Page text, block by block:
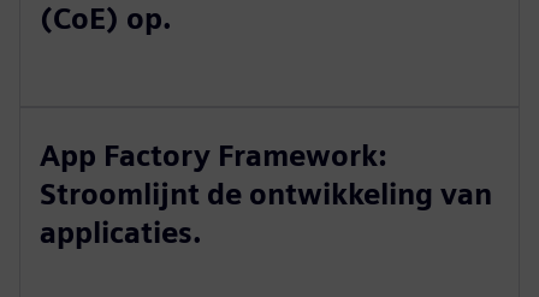
(CoE) op.
App Factory Framework:
Stroomlijnt de ontwikkeling van
applicaties.